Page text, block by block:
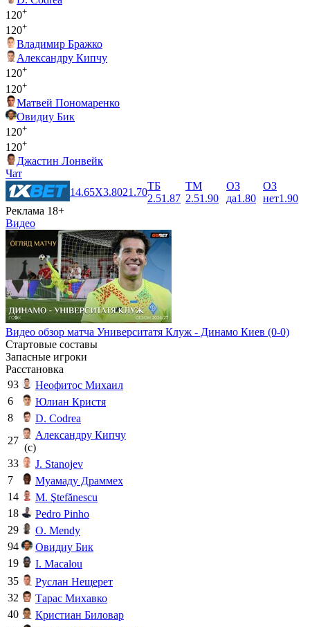
120+
120+
Владимир Бражко
Александру Кипчу
120+
120+
Матвей Пономаренко
Овидиу Бик
120+
120+
Джастин Лонвейк
Чат
14.65X3.8021.70
ТБ
2.51.87
ТМ
2.51.90
ОЗ
да1.80
ОЗ
нет1.90
Реклама 18+
Видео
Видео обзор матча Университатя Клуж - Динамо Киев (0-0)
Стартовые составы
Запасные игроки
Расстановка
93
Неофитос Михаил
6
Юлиан Кристя
8
D. Codrea
27
Александру Кипчу
(c)
33
J. Stanojev
7
Муамаду Драммех
14
M. Ştefănescu
18
Pedro Pinho
29
O. Mendy
94
Овидиу Бик
19
I. Macalou
35
Руслан Нещерет
32
Тарас Михавко
40
Кристиан Биловар